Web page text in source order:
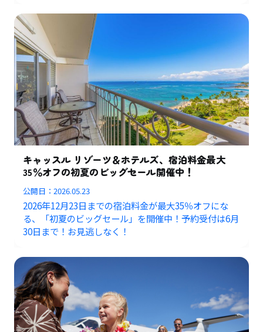
キャッスル リゾーツ＆ホテルズ、宿泊料金最大
35％オフの初夏のビッグセール開催中！
公開日：2026.05.23
2026年12月23日までの宿泊料金が最大35％オフにな
る、「初夏のビッグセール」を開催中！予約受付は6月
30日まで！お見逃しなく！